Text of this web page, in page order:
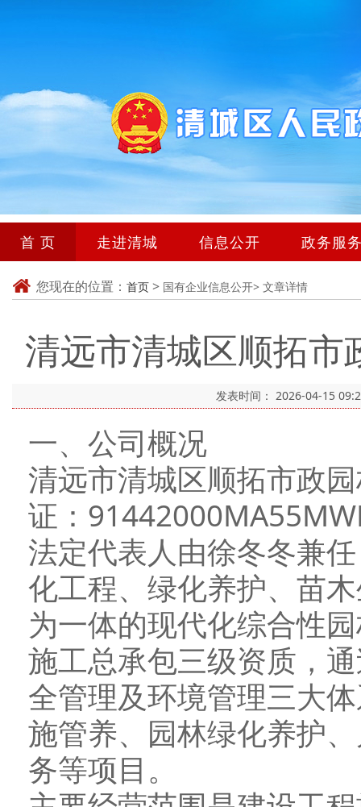
首 页 走进清城 信息公开 政务服
您现在的位置： 首页 > 国有企业信息公开> 文章详情
清远市清城区顺拓
发表时间： 2026-04-15
一、公司概况
清远市清城区顺拓市政
证：
法定代表人由徐冬冬兼
化工程、绿化养护、苗
为一体的现代化综合性
施工总承包三级资质，
全管理及环境管理三大
施管养、园林绿化养护
务等项目。